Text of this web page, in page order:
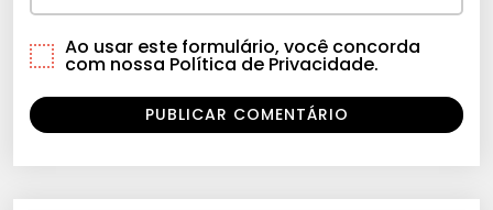
Ao usar este formulário, você concorda
com nossa Política de Privacidade.